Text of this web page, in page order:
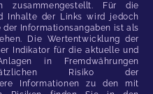
zusammengestellt. Für die
Inhalte der Links wird jedoch
der Informationsangaben ist als
Die Wertentwicklung der
Indikator für die aktuelle und
in Fremdwährungen
Risiko der
Informationen zu den mit